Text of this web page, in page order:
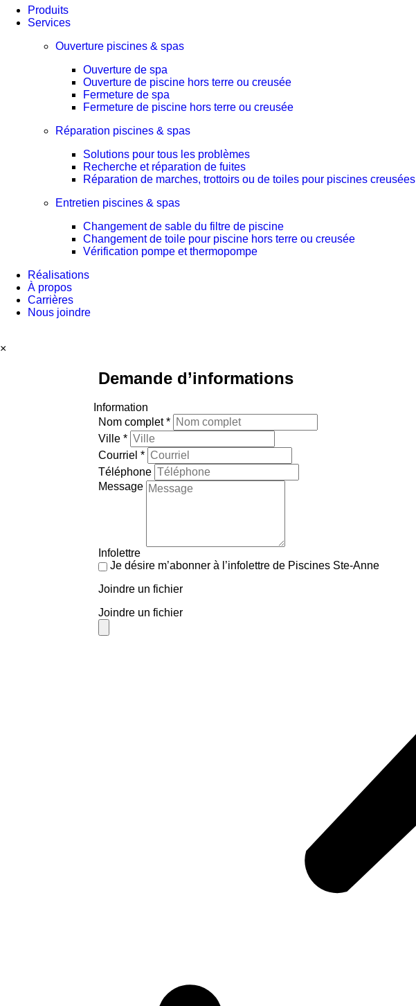
Produits
Services
Ouverture piscines & spas
Ouverture de spa
Ouverture de piscine hors terre ou creusée
Fermeture de spa
Fermeture de piscine hors terre ou creusée
Réparation piscines & spas
Solutions pour tous les problèmes
Recherche et réparation de fuites
Réparation de marches, trottoirs ou de toiles pour piscines creusées
Entretien piscines & spas
Changement de sable du filtre de piscine
Changement de toile pour piscine hors terre ou creusée
Vérification pompe et thermopompe
Réalisations
À propos
Carrières
Nous joindre
×
Demande d’informations
Information
Nom complet*
Ville *
Courriel *
Téléphone
Message
Infolettre
Je désire m’abonner à l’infolettre de Piscines Ste-Anne
Joindre un fichier
Joindre un fichier